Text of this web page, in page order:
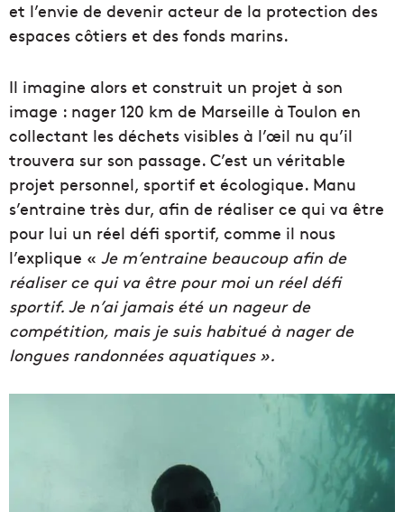
et l’envie de devenir acteur de la protection des
espaces côtiers et des fonds marins.
Il imagine alors et construit un projet à son
image : nager 120 km de Marseille à Toulon en
collectant les déchets visibles à l’œil nu qu’il
trouvera sur son passage. C’est un véritable
projet personnel, sportif et écologique. Manu
s’entraine très dur, afin de réaliser ce qui va être
pour lui un réel défi sportif, comme il nous
l’explique « Je m’entraine beaucoup afin de
réaliser ce qui va être pour moi un réel défi
sportif. Je n’ai jamais été un nageur de
compétition, mais je suis habitué à nager de
longues randonnées aquatiques ».